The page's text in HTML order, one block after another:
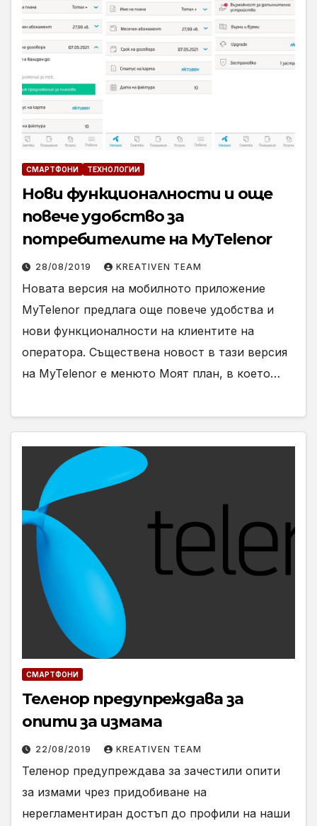
СМАРТФОНИ ТЕХНОЛОГИИ
Нови функционалности и още
повече удобство за
потребителите на MyTelenor
28/08/2019 KREATIVEN TEAM
Новата версия на мобилното приложение
MyTelenor предлага още повече удобства и
нови функционалности на клиентите на
оператора. Съществена новост в тази версия
на MyTelenor е менюто Моят план, в което…
СМАРТФОНИ
Теленор предупреждава за
опити за измама
22/08/2019 KREATIVEN TEAM
Теленор предупреждава за зачестили опити
за измами чрез придобиване на
нерегламентиран достъп до профили на наши